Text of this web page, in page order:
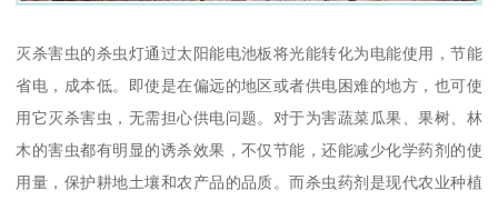
灭杀害虫的杀虫灯通过太阳能电池板将光能转化为电能使用，节能
省电，成本低。即使是在偏远的地区或者供电困难的地方，也可使
用它灭杀害虫，无需担心供电问题。对于为害蔬菜瓜果、果树、林
木的害虫都有明显的诱杀效果，不仅节能，还能减少化学药剂的使
用量，保护耕地土壤和农产品的品质。而杀虫药剂是现代农业种植